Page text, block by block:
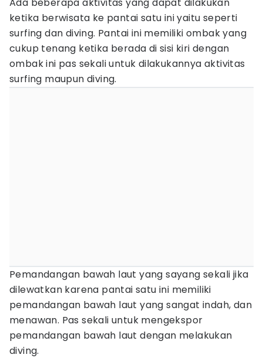
ketika berwisata ke pantai satu ini yaitu seperti
surfing dan diving. Pantai ini memiliki ombak yang
cukup tenang ketika berada di sisi kiri dengan
ombak ini pas sekali untuk dilakukannya aktivitas
surfing maupun diving.
Pemandangan bawah laut yang sayang sekali jika
dilewatkan karena pantai satu ini memiliki
pemandangan bawah laut yang sangat indah, dan
menawan. Pas sekali untuk mengekspor
pemandangan bawah laut dengan melakukan
diving.